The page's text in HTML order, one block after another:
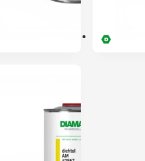
0.25L – DIAMANT
35,22